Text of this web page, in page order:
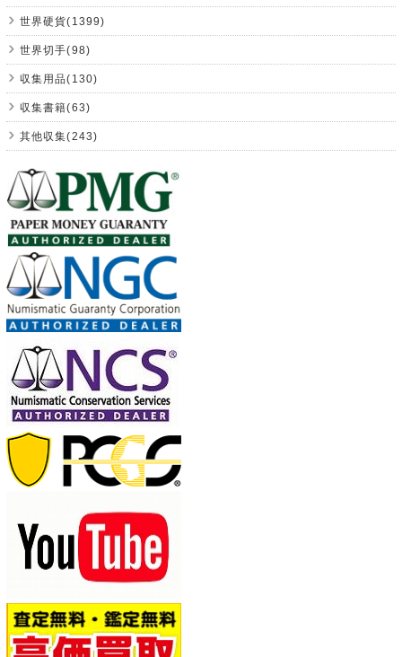
世界硬貨(1399)
世界切手(98)
収集用品(130)
収集書籍(63)
其他収集(243)